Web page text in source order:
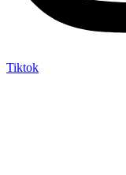
Tiktok